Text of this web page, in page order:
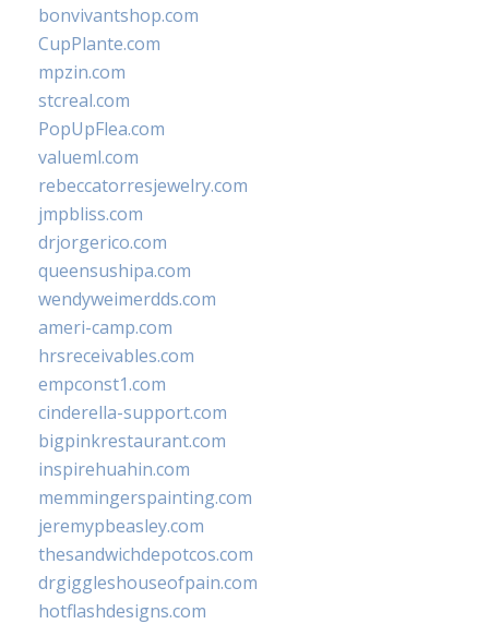
bonvivantshop.com
CupPlante.com
mpzin.com
stcreal.com
PopUpFlea.com
valueml.com
rebeccatorresjewelry.com
jmpbliss.com
drjorgerico.com
queensushipa.com
wendyweimerdds.com
ameri-camp.com
hrsreceivables.com
empconst1.com
cinderella-support.com
bigpinkrestaurant.com
inspirehuahin.com
memmingerspainting.com
jeremypbeasley.com
thesandwichdepotcos.com
drgiggleshouseofpain.com
hotflashdesigns.com